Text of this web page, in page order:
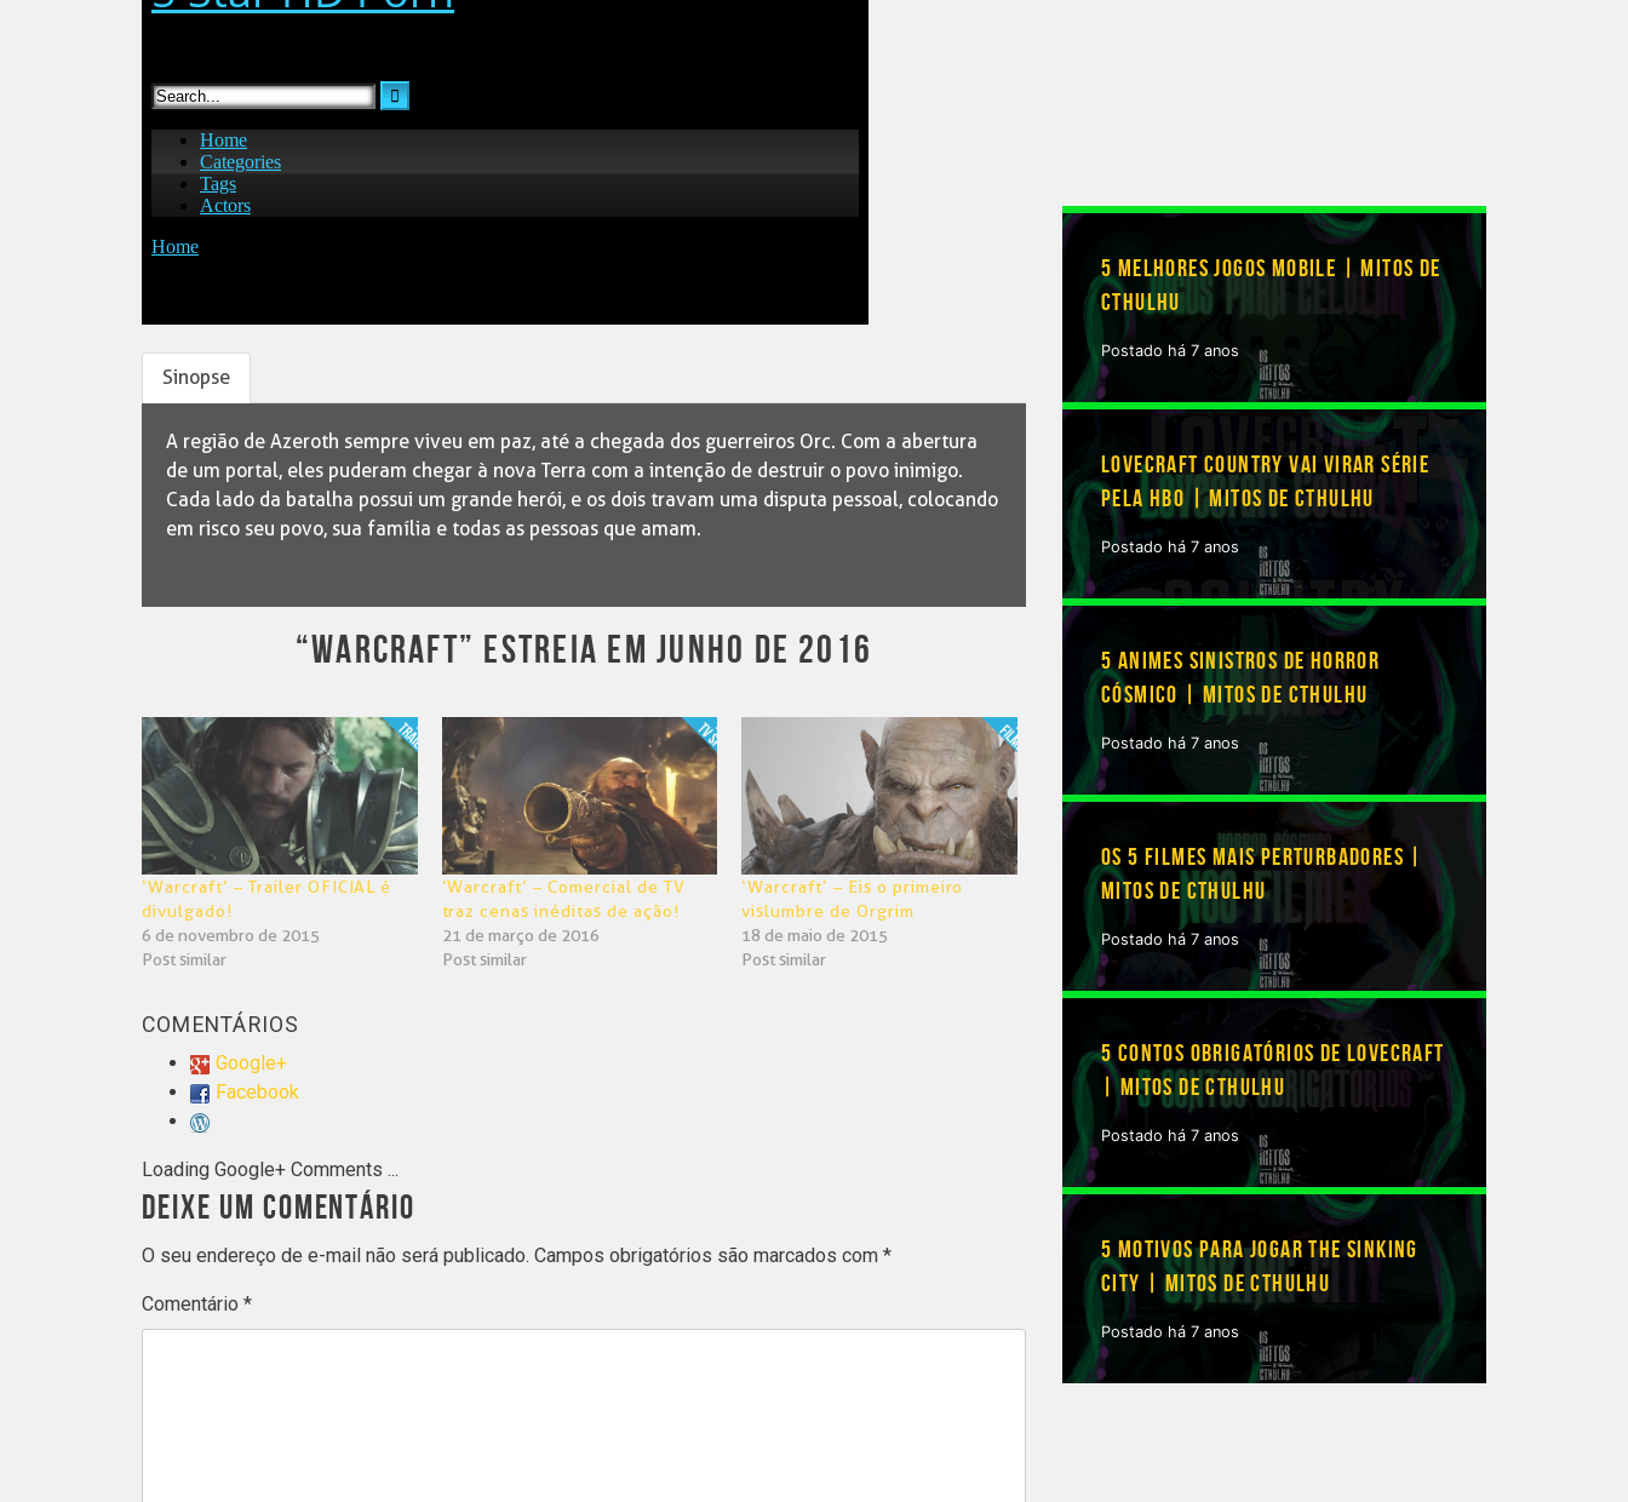
Sinopse
A região de Azeroth sempre viveu em paz, até a chegada dos guerreiros Orc. Com a abertura
de um portal, eles puderam chegar à nova Terra com a intenção de destruir o povo inimigo.
Cada lado da batalha possui um grande herói, e os dois travam uma disputa pessoal, colocando
em risco seu povo, sua família e todas as pessoas que amam.
“WARCRAFT” ESTREIA EM JUNHO DE 2016
‘Warcraft’ – Trailer OFICIAL é
divulgado!
6 de novembro de 2015
Post similar
‘Warcraft’ – Comercial de TV
traz cenas inéditas de ação!
21 de março de 2016
Post similar
‘Warcraft’ – Eis o primeiro
vislumbre de Orgrim
18 de maio de 2015
Post similar
COMENTÁRIOS
Google+
Facebook
Loading Google+ Comments ...
DEIXE UM COMENTÁRIO
O seu endereço de e-mail não será publicado. Campos obrigatórios são marcados com *
Comentário *
5 MELHORES JOGOS MOBILE | MITOS DE
CTHULHU
Postado há 7 anos
LOVECRAFT COUNTRY VAI VIRAR SÉRIE
PELA HBO | MITOS DE CTHULHU
Postado há 7 anos
5 ANIMES SINISTROS DE HORROR
CÓSMICO | MITOS DE CTHULHU
Postado há 7 anos
OS 5 FILMES MAIS PERTURBADORES |
MITOS DE CTHULHU
Postado há 7 anos
5 CONTOS OBRIGATÓRIOS DE LOVECRAFT
| MITOS DE CTHULHU
Postado há 7 anos
5 MOTIVOS PARA JOGAR THE SINKING
CITY | MITOS DE CTHULHU
Postado há 7 anos